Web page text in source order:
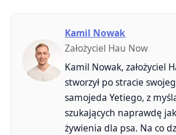
Kamil Nowak
Założyciel Hau Now
Kamil Nowak, założyciel
stworzył po stracie
samojeda Yetiego, z
szukających naprawdę
żywienia dla psa. Na co